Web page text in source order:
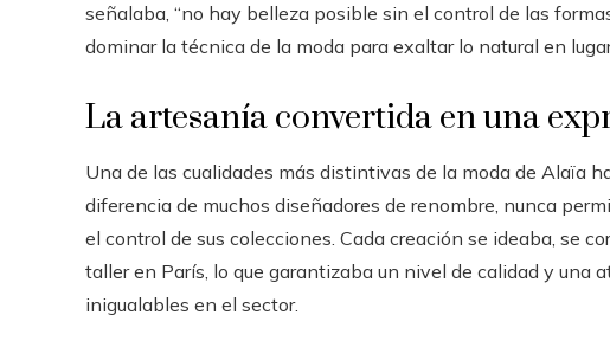
señalaba, “no hay belleza posible sin el control de las
dominar la técnica de la moda para exaltar lo natural en
La artesanía convertida en una
Una de las cualidades más distintivas de la moda de Alaïa
diferencia de muchos diseñadores de renombre, nunca
el control de sus colecciones. Cada creación se ideaba, se
taller en París, lo que garantizaba un nivel de calidad y una
inigualables en el sector.